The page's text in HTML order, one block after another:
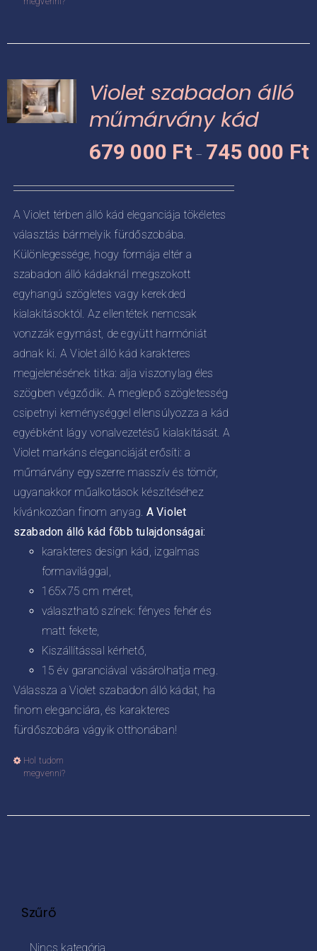
van.
változatok
a
választhatók
ki
Violet szabadon álló
műmárvány kád
679 000 Ft – 745 000 Ft
A Violet térben álló kád eleganciája tökéletes
választás bármelyik fürdőszobába.
Különlegessége, hogy formája eltér a
szabadon álló kádaknál megszokott
egyhangú szögletes vagy kerekded
kialakításoktól. Az ellentétek nemcsak
vonzzák egymást, de együtt harmóniát
adnak ki. A Violet álló kád karakteres
megjelenésének titka: alja viszonylag éles
szögben végződik. A meglepő szögletesség
csipetnyi keménységgel ellensúlyozza a kád
egyébként lágy vonalvezetésű kialakítását. A
Violet markáns eleganciáját erősíti: a
műmárvány egyszerre masszív és tömör,
ugyanakkor műalkotások készítéséhez
kívánkozóan finom anyag. A Violet
szabadon álló kád főbb tulajdonságai:
karakteres design kád, izgalmas
formavilággal,
165x75 cm méret,
választható színek: fényes fehér és
matt fekete,
Kiszállítással kérhető,
15 év garanciával vásárolhatja meg.
Válassza a Violet szabadon álló kádat, ha
finom eleganciára, és karakteres
fürdőszobára vágyik otthonában!
Hol tudom
megvenni?
Szűrő
Nincs kategória